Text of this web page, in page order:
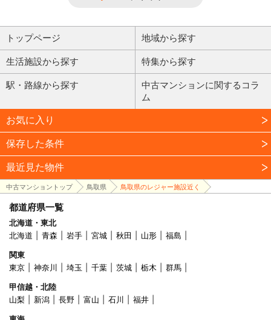
トップページ 地域から探す
生活施設から探す 特集から探す
駅・路線から探す
中古マンションに関するコラ
ム
お気に入り
保存した条件
最近見た物件
中古マンショントップ 鳥取県 鳥取県のレジャー施設近く
都道府県一覧
北海道・東北
北海道
青森 岩手 宮城 秋田 山形
福島
関東
東京
神奈川 埼玉 千葉 茨城 栃木
群馬
甲信越・北陸
山梨
新潟 長野 富山 石川
福井